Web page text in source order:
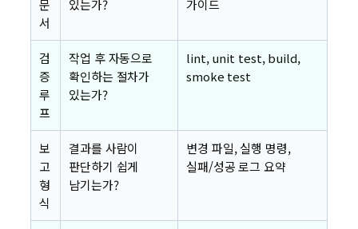
문
서
있는가? 가이드
검
증
루
프
작업 후 자동으로
확인하는 절차가
있는가?
lint, unit test, build,
smoke test
보
고
형
식
결과를 사람이
판단하기 쉽게
남기는가?
변경 파일, 실행 명령,
실패/성공 로그 요약